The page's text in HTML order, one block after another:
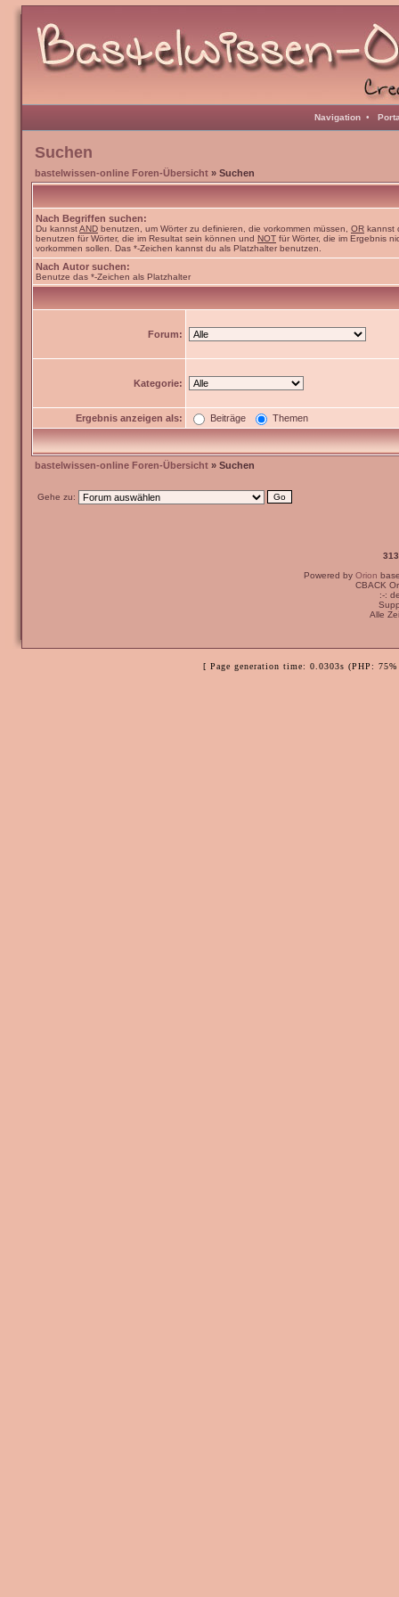
Navigation •
Suchen
bastelwissen-online Foren-Übersicht » Suchen
Nach Begriffen suchen:
Du kannstAND benutzen, um Wörter zu definieren, die vorkommen müssen, OR kannst
benutzen für Wörter, die im Resultat sein können und NOT für Wörter, die im Ergebnis
vorkommen sollen. Das *-Zeichen kannst du als Platzhalter benutzen.
Nach Autor suchen:
Benutze das *-Zeichen als Platzhalter
Forum:
Kategorie:
Ergebnis anzeigen als: Beiträge Themen
bastelwissen-online Foren-Übersicht » Suchen
Gehe zu:
Powered by Orion
CBACK
:-:
Alle
[ Page generation time: 0.0303s (PHP: